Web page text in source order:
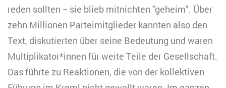
reden sollten − sie blieb mitnichten "geheim". Über
zehn Millionen Parteimitglieder kannten also den
Text, diskutierten über seine Bedeutung und waren
Multiplikator*innen für weite Teile der Gesellschaft.
Das führte zu Reaktionen, die von der kollektiven